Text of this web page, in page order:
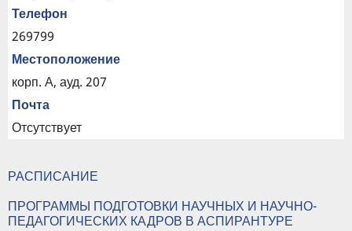
Телефон
269799
Местоположение
корп. А, ауд. 207
Почта
Отсутствует
РАСПИСАНИЕ
ПРОГРАММЫ ПОДГОТОВКИ НАУЧНЫХ И НАУЧНО-
ПЕДАГОГИЧЕСКИХ КАДРОВ В АСПИРАНТУРЕ